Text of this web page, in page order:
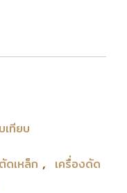
เทียบ
ดเหล็ก , เครื่องดัด